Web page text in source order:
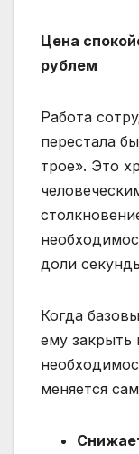
Цена
рублем
Работа
перестала
трое». Это
доли
Когда
ему закрыть
меняется